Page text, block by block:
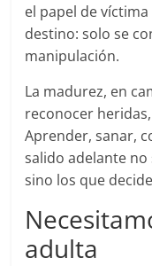
el papel de
destino: solo se
manipulación.
La madurez, en
reconocer
Aprender, sanar,
salido adelante
sino los que
adulta